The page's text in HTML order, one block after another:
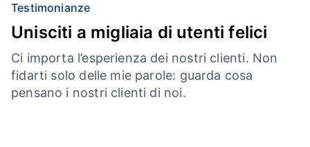
Testimonianze
Unisciti a migliaia di utenti felici
Ci importa l’esperienza dei nostri clienti. Non
fidarti solo delle mie parole: guarda cosa
pensano i nostri clienti di noi.